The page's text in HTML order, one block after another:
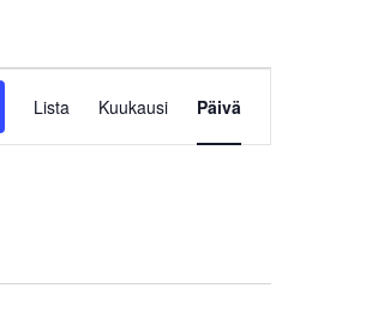
Tapahtuma
Views
Navigation
Lista Kuukausi Päivä